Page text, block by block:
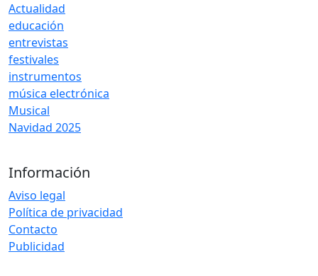
Actualidad
educación
entrevistas
festivales
instrumentos
música electrónica
Musical
Navidad 2025
Información
Aviso legal
Política de privacidad
Contacto
Publicidad